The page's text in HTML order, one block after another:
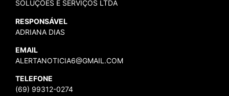
SOLUÇÕES E SERVIÇOS LTDA
RESPONSÁVEL
ADRIANA DIAS
EMAIL
ALERTANOTICIA6@GMAIL.COM
TELEFONE
(69) 99312-0274